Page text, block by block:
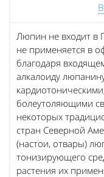
Люпин не входит в
не применяется в
благодаря
алкалоиду
болеутоляющими
некоторых
стран Северной
(настои, отвары)
тонизирующего
растения их